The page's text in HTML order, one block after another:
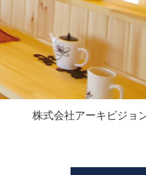
株式会社アーキビジョ